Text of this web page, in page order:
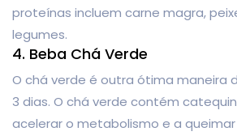
proteínas incluem carne magra,
legumes.
4. Beba Chá Verde
O chá verde é outra ótima maneira
3 dias. O chá verde contém
acelerar o metabolismo e a